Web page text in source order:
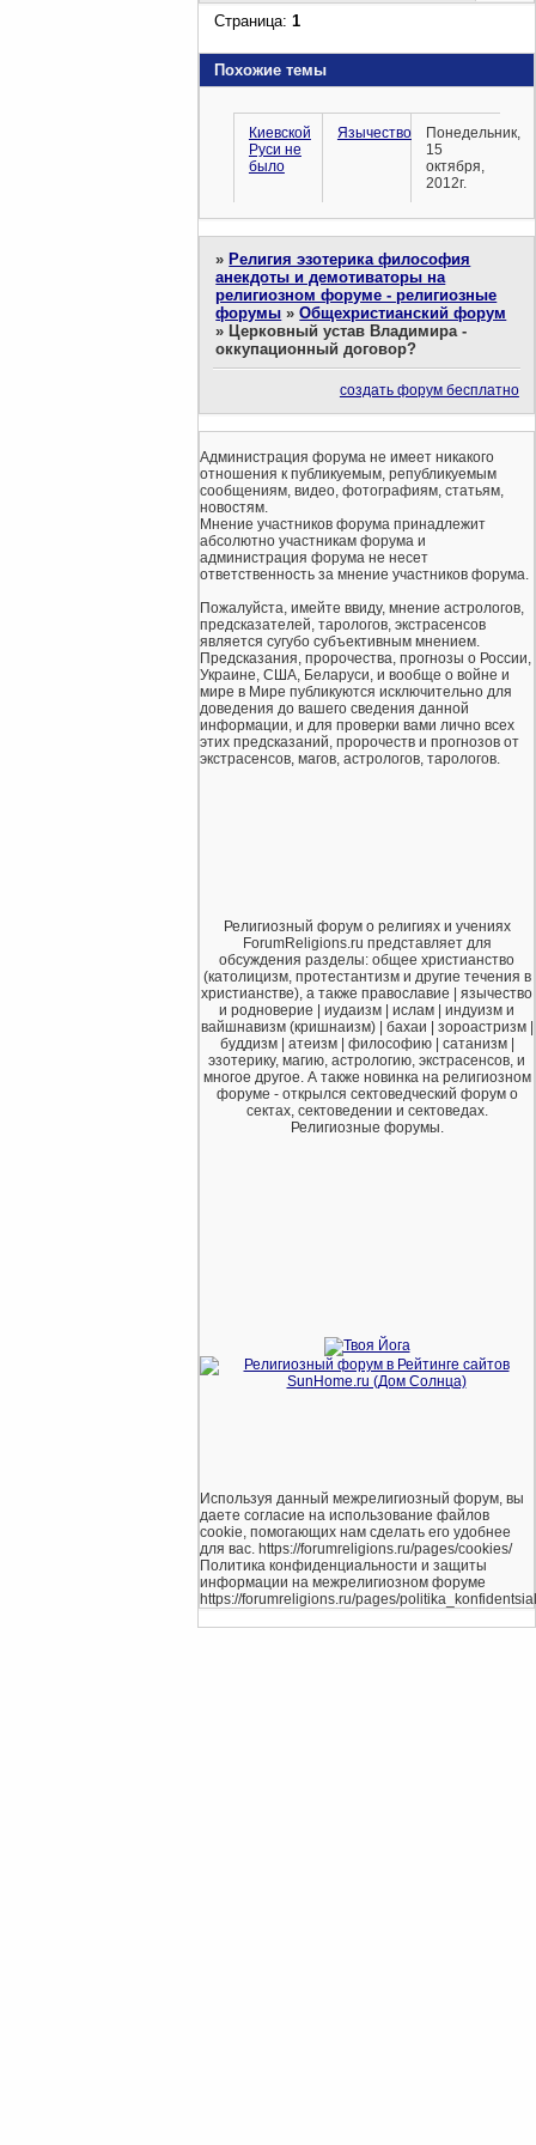
Страница:1
Похожие темы
Киевской
Руси не
было
Язычество
Понедельник,
15
октября,
2012г.
»Религия эзотерика философия
анекдоты и демотиваторы на
религиозном форуме - религиозные
форумы »Общехристианский форум
»Церковный устав Владимира -
оккупационный договор?
создать форум бесплатно
Администрация форума не имеет никакого
отношения к публикуемым, републикуемым
сообщениям, видео, фотографиям, статьям,
новостям.
Мнение участников форума принадлежит
абсолютно участникам форума и
администрация форума не несет
ответственность за мнение участников форума.
Пожалуйста, имейте ввиду, мнение астрологов,
предсказателей, тарологов, экстрасенсов
является сугубо субъективным мнением.
Предсказания, пророчества, прогнозы о России,
Украине, США, Беларуси, и вообще о войне и
мире в Мире публикуются исключительно для
доведения до вашего сведения данной
информации, и для проверки вами лично всех
этих предсказаний, пророчеств и прогнозов от
экстрасенсов, магов, астрологов, тарологов.
Религиозный форум о религиях и учениях
ForumReligions.ru представляет для
обсуждения разделы: общее христианство
(католицизм, протестантизм и другие течения в
христианстве), а также православие | язычество
и родноверие | иудаизм | ислам | индуизм и
вайшнавизм (кришнаизм) | бахаи | зороастризм |
буддизм | атеизм | философию | сатанизм |
эзотерику, магию, астрологию, экстрасенсов, и
многое другое. А также новинка на религиозном
форуме - открылся сектоведческий форум о
сектах, сектоведении и сектоведах.
Религиозные форумы.
Используя данный межрелигиозный форум, вы
даете согласие на использование файлов
cookie, помогающих нам сделать его удобнее
для вас. https://forumreligions.ru/pages/cookies/
Политика конфиденциальности и защиты
информации на межрелигиозном форуме
https://forumreligions.ru/pages/